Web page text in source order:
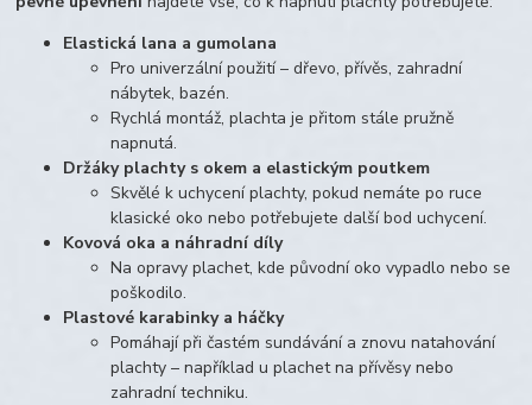
Elastická lana a gumolana
Pro univerzální použití – dřevo, přívěs, zahradní
nábytek, bazén.
Rychlá montáž, plachta je přitom stále pružně
napnutá.
Držáky plachty s okem a elastickým poutkem
Skvělé k uchycení plachty, pokud nemáte po ruce
klasické oko nebo potřebujete další bod uchycení.
Kovová oka a náhradní díly
Na opravy plachet, kde původní oko vypadlo nebo se
poškodilo.
Plastové karabinky a háčky
Pomáhají při častém sundávání a znovu natahování
plachty – například u plachet na přívěsy nebo
zahradní techniku.